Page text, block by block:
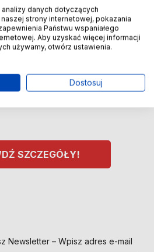
z Chin –
SZCZEGÓŁY!
Newsletter – Wpisz adres e-mail
danych dotyczących
strony internetowej, pokazania
Państwu wspaniałego
Aby uzyskać więcej informacji
używamy, otwórz ustawienia.
Dostosuj